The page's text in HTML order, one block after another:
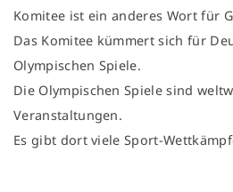
Komitee ist ein anderes Wort für
Das Komitee kümmert sich für
Olympischen Spiele.
Die Olympischen Spiele sind
Veranstaltungen.
Es gibt dort viele Sport-